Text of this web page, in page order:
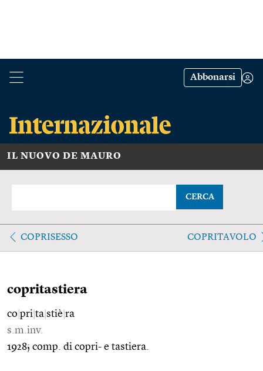
Abbonarsi
IL NUOVO DE MAURO
CERCA
COPRISESSO COPRITAVOLO
copritastiera
co pri ta stiè ra
s.m.inv.
1928; comp. di copri- e tastiera.